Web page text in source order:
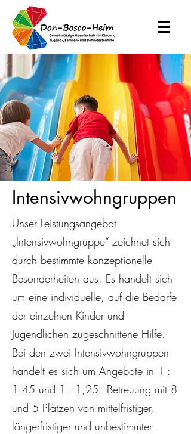
Intensivwohngruppen
Unser Leistungsangebot
„Intensivwohngruppe“ zeichnet sich
durch bestimmte konzeptionelle
Besonderheiten aus. Es handelt sich
um eine individuelle, auf die Bedarfe
der einzelnen Kinder und
Jugendlichen zugeschnittene Hilfe.
Bei den zwei Intensivwohngruppen
handelt es sich um Angebote in 1 :
1,45 und 1 : 1,25 - Betreuung mit 8
und 5 Plätzen von mittelfristiger,
längerfristiger und unbestimmter